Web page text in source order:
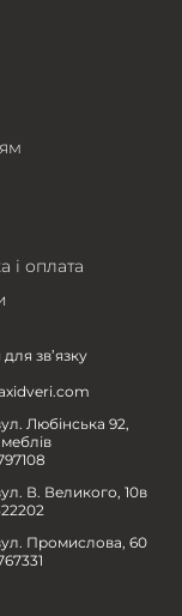
і оплата
зв’язку
Любінська 92,
В. Великого, 10в
Промислова, 60